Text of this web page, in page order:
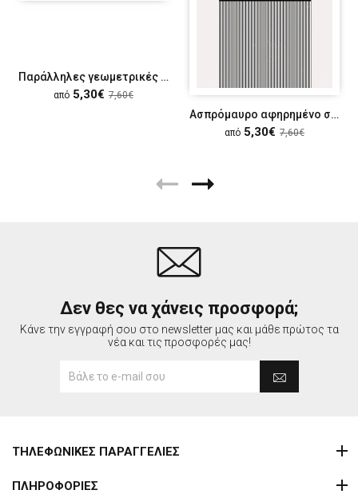
Παράλληλες γεωμετρικές γραμμές
από 5,30€ 7,60€
Ασπρόμαυρο αφηρημένο σχέδιο
από 5,30€ 7,60€
Δεν θες να χάνεις προσφορά;
Κάνε την εγγραφή σου στο newsletter μας και μάθε πρώτος τα
νέα και τις προσφορές μας!
ΤΗΛΕΦΩΝΙΚΕΣ ΠΑΡΑΓΓΕΛΙΕΣ
ΠΛΗΡΟΦΟΡΙΕΣ